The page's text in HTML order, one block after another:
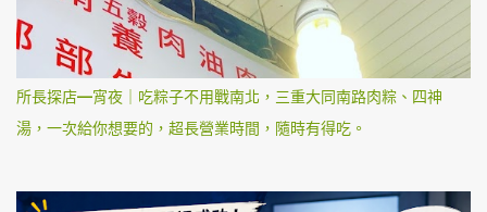
所長探店—宵夜｜吃粽子不用戰南北，三重大同南路肉粽、四神
湯，一次給你想要的，超長營業時間，隨時有得吃。